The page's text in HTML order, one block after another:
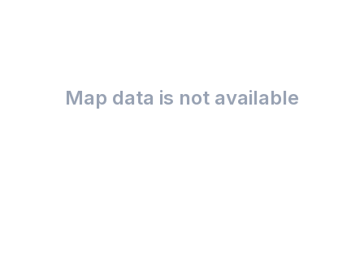
Map data is not available